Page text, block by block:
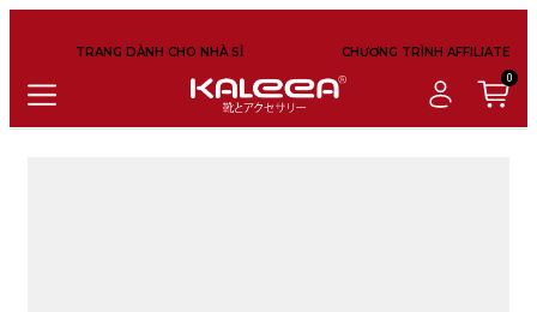
0
TRANG DÀNH CHO NHÀ SỈ CHƯƠNG TRÌNH AFFILIATE